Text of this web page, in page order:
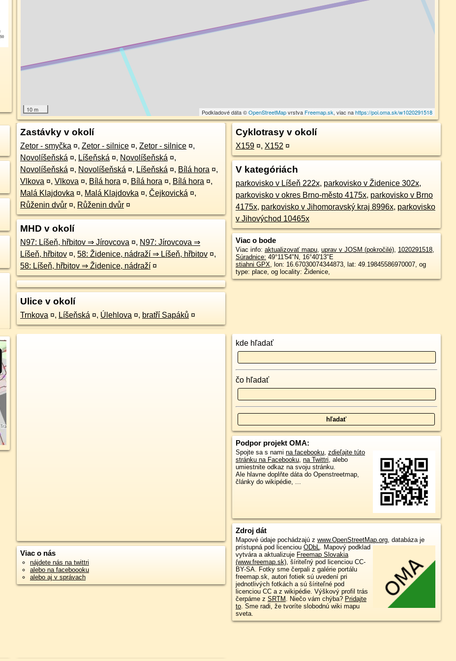
10 m Podkladové dáta ©OpenStreetMapvrstva Freemap.sk, viac nahttps://poi.oma.sk/w1020291518
Zastávky v okolí
Zetor - smyčka ¤, Zetor - silnice ¤, Zetor - silnice ¤,
Novolíšeňská ¤, Líšeňská ¤, Novolíšeňská ¤,
Novolíšeňská ¤, Novolíšeňská ¤, Líšeňská ¤, Bílá hora ¤,
Vlkova ¤, Vlkova ¤, Bílá hora ¤, Bílá hora ¤, Bílá hora ¤,
Malá Klajdovka ¤, Malá Klajdovka ¤, Čejkovická ¤,
Růženin dvůr ¤, Růženin dvůr ¤
MHD v okolí
N97: Líšeň, hřbitov ⇒ Jírovcova ¤, N97: Jírovcova ⇒
Líšeň, hřbitov ¤, 58: Židenice, nádraží ⇒ Líšeň, hřbitov ¤,
58: Líšeň, hřbitov ⇒ Židenice, nádraží ¤
Ulice v okolí
Trnkova ¤, Líšeňská ¤, Úlehlova ¤, bratří Sapáků ¤
Cyklotrasy v okolí
X159 ¤, X152 ¤
V kategóriách
parkovisko v Líšeň 222x, parkovisko v Židenice 302x,
parkovisko v okres Brno-město 4175x, parkovisko v Brno
4175x, parkovisko v Jihomoravský kraj 8996x, parkovisko
v Jihovýchod 10465x
Viac o bode
Viac info: aktualizovať mapu, uprav v JOSM (pokročilé), 1020291518,
Súradnice: 49°11'54"N, 16°40'13"E
stiahni GPX, lon: 16.67030074344873, lat: 49.19845586970007, og
type: place, og locality: Židenice,
Viac o nás
nájdete nás na twittri
alebo na faceboooku
alebo aj v správach
kde hľadať
čo hľadať
Podpor projekt OMA:
Spojte sa s nami na facebooku, zdieľajte túto
stránku na Facebooku, na Twittri, alebo
umiestnite odkaz na svoju stránku.
Ale hlavne doplňte dáta do Openstreetmap,
články do wikipédie, ...
Zdroj dát
Mapové údaje pochádzajú z www.OpenStreetMap.org, databáza je
prístupná pod licenciou ODbL. Mapový podklad
vytvára a aktualizuje Freemap Slovakia
(www.freemap.sk), šíriteľný pod licenciou CC-
BY-SA. Fotky sme čerpali z galérie portálu
freemap.sk, autori fotiek sú uvedení pri
jednotlivých fotkách a sú šíriteľné pod
licenciou CC a z wikipédie. Výškový profil trás
čerpáme z SRTM . Niečo vám chýba? Pridajte
to. Sme radi, že tvoríte slobodnú wiki mapu
sveta.